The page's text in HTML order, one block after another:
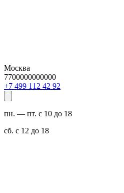
Москва
7700000000000
29 24 211 994 7+
пн. — пт. с 10 до 18
сб. с 12 до 18